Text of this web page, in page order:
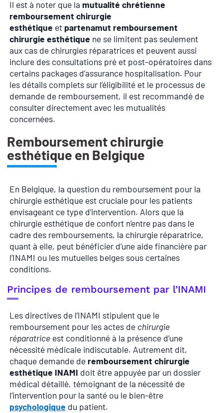
Il est à noter que la mutualité chrétienne
remboursement chirurgie
esthétique et partenamut remboursement
chirurgie esthétique ne se limitent pas seulement
aux cas de chirurgies réparatrices et peuvent aussi
inclure des consultations pré et post-opératoires dans
certains packages d’assurance hospitalisation. Pour
les détails complets sur l’éligibilité et le processus de
demande de remboursement, il est recommandé de
consulter directement avec les mutualités
concernées.
Remboursement chirurgie
esthétique en Belgique
En Belgique, la question du remboursement pour la
chirurgie esthétique est cruciale pour les patients
envisageant ce type d’intervention. Alors que la
chirurgie esthétique de confort n’entre pas dans le
cadre des remboursements, la chirurgie réparatrice,
quant à elle, peut bénéficier d’une aide financière par
l’INAMI ou les mutuelles belges sous certaines
conditions.
Principes de remboursement par l’INAMI
Les directives de l’INAMI stipulent que le
remboursement pour les actes de chirurgie
réparatrice est conditionné à la présence d’une
nécessité médicale indiscutable. Autrement dit,
chaque demande de remboursement chirurgie
esthétique INAMI doit être appuyée par un dossier
médical détaillé, témoignant de la nécessité de
l’intervention pour la santé ou le bien-être
psychologique du patient.